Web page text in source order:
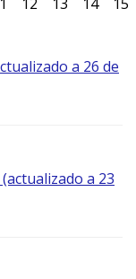
a 26 de
a 23